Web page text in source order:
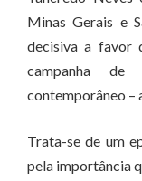
Minas Gerais e
decisiva a favor
campanha
contemporâneo –
Trata-se de um
pela importância